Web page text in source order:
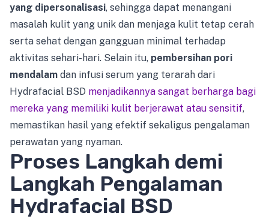
yang dipersonalisasi, sehingga dapat menangani
masalah kulit yang unik dan menjaga kulit tetap cerah
serta sehat dengan gangguan minimal terhadap
aktivitas sehari-hari. Selain itu, pembersihan pori
mendalam dan infusi serum yang terarah dari
Hydrafacial BSD menjadikannya sangat berharga bagi
mereka yang memiliki kulit berjerawat atau sensitif,
memastikan hasil yang efektif sekaligus pengalaman
perawatan yang nyaman.
Proses Langkah demi
Langkah Pengalaman
Hydrafacial BSD